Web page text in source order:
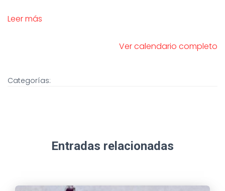
Leer más
Ver calendario completo
Categorías:
Entradas relacionadas